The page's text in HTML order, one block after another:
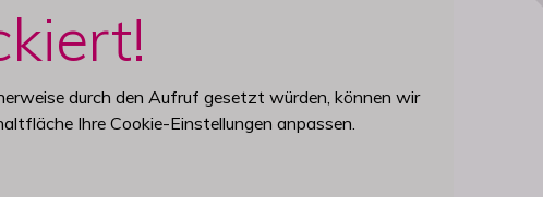
durch den Aufruf gesetzt würden, können wir
Ihre Cookie-Einstellungen anpassen.